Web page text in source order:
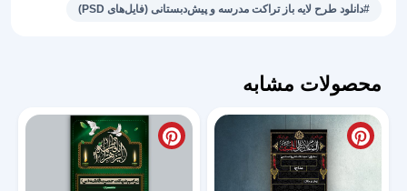
#دانلود طرح لایه باز تراکت مدرسه و پیش‌دبستانی (فایل‌های PSD)
محصولات مشابه